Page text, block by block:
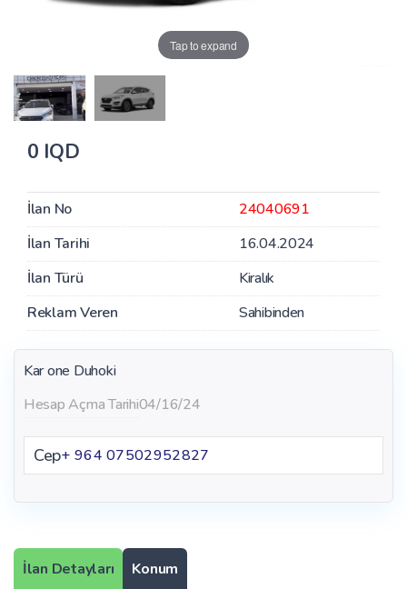
Tap to expand
0 IQD
İlan No
24040691
İlan Tarihi
16.04.2024
İlan Türü
Kiralık
Reklam Veren
Sahibinden
Kar one Duhoki
Hesap Açma Tarihi04/16/24
Cep+ 964 07502952827
İlan Detayları Konum